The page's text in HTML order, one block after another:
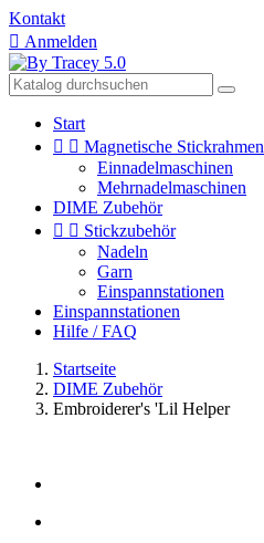
Kontakt
 Anmelden
Start
  Magnetische Stickrahmen
Einnadelmaschinen
Mehrnadelmaschinen
DIME Zubehör
  Stickzubehör
Nadeln
Garn
Einspannstationen
Einspannstationen
Hilfe / FAQ
Startseite
DIME Zubehör
Embroiderer's 'Lil Helper